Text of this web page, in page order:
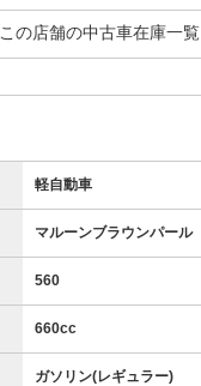
この店舗の中古車在庫一覧
軽自動車
マルーンブラウンパール
560
660cc
ガソリン(レギュラー)